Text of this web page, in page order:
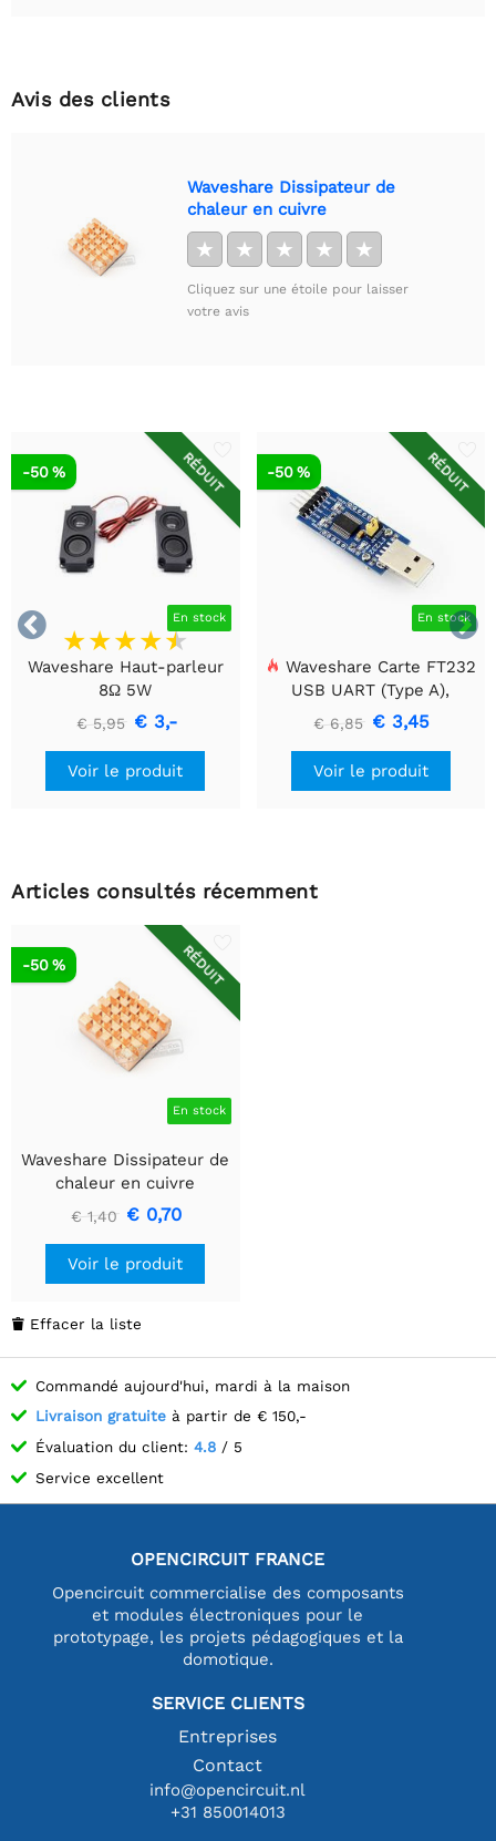
Avis des clients
Waveshare Dissipateur de
chaleur en cuivre
★ ★ ★ ★ ★
Cliquez sur une étoile pour laisser
votre avis


RÉDUIT
En stock
-50 %
Waveshare Haut-parleur
8Ω 5W
€ 5,95 € 3,-
Voir le produit
RÉDUIT
En stock
-50 %
Waveshare Carte FT232
USB UART (Type A),
Module de communication
USB vers TTL (UART)
€ 6,85 € 3,45
Voir le produit
Articles consultés récemment
RÉDUIT
En stock
-50 %
Waveshare Dissipateur de
chaleur en cuivre
€ 1,40 € 0,70
Voir le produit
 Effacer la liste
Commandé aujourd'hui, mardi à la maison
Livraison gratuite à partir de € 150,-
Évaluation du client: 4.8 / 5
Service excellent
OPENCIRCUIT FRANCE
Opencircuit commercialise des composants
et modules électroniques pour le
prototypage, les projets pédagogiques et la
domotique.
SERVICE CLIENTS
Entreprises
Contact
info@opencircuit.nl
+31 850014013